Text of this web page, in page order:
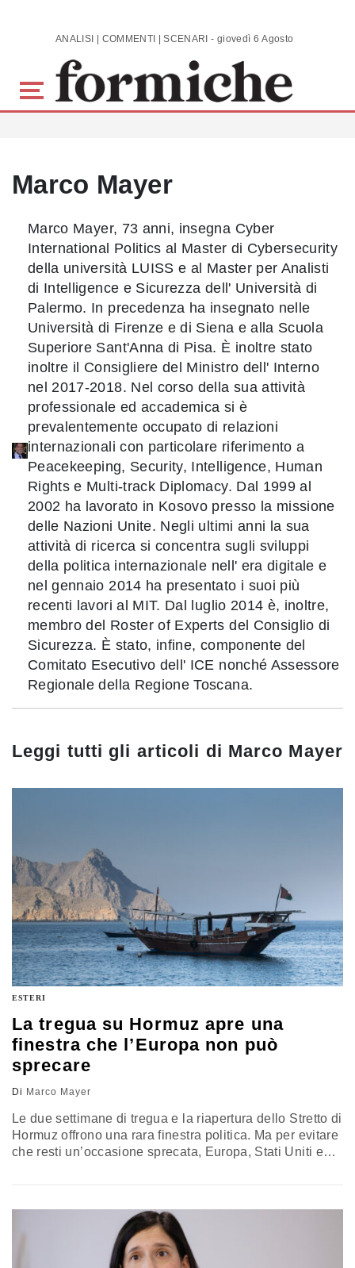
Skip to main content ANALISI | COMMENTI | SCENARI - giovedì 6 Agosto 2026
Marco Mayer
Marco Mayer, 73 anni, insegna Cyber
International Politics al Master di Cybersecurity
della università LUISS e al Master per Analisti
di Intelligence e Sicurezza dell' Università di
Palermo. In precedenza ha insegnato nelle
Università di Firenze e di Siena e alla Scuola
Superiore Sant'Anna di Pisa. È inoltre stato
inoltre il Consigliere del Ministro dell' Interno
nel 2017-2018. Nel corso della sua attività
professionale ed accademica si è
prevalentemente occupato di relazioni
internazionali con particolare riferimento a
Peacekeeping, Security, Intelligence, Human
Rights e Multi-track Diplomacy. Dal 1999 al
2002 ha lavorato in Kosovo presso la missione
delle Nazioni Unite. Negli ultimi anni la sua
attività di ricerca si concentra sugli sviluppi
della politica internazionale nell' era digitale e
nel gennaio 2014 ha presentato i suoi più
recenti lavori al MIT. Dal luglio 2014 è, inoltre,
membro del Roster of Experts del Consiglio di
Sicurezza. È stato, infine, componente del
Comitato Esecutivo dell' ICE nonché Assessore
Regionale della Regione Toscana.
Leggi tutti gli articoli di Marco Mayer
ESTERI
La tregua su Hormuz apre una
finestra che l’Europa non può
sprecare
Di Marco Mayer
Le due settimane di tregua e la riapertura dello Stretto di
Hormuz offrono una rara finestra politica. Ma per evitare
che resti un’occasione sprecata, Europa, Stati Uniti e